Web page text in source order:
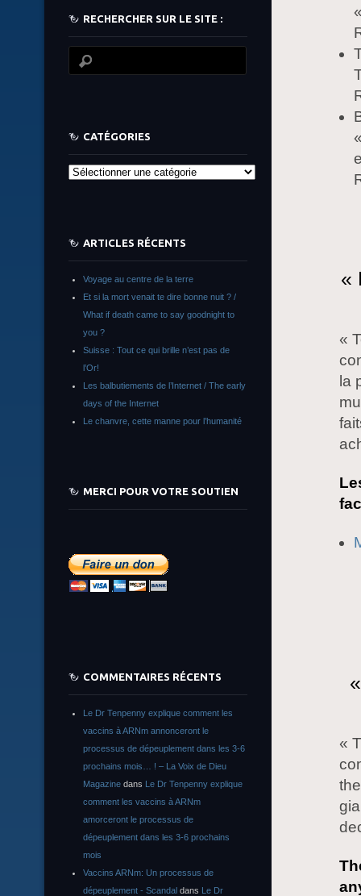
«
«
la
«
RECHERCHER SUR LE SITE :
CATÉGORIES
Catégories
ARTICLES RÉCENTS
Voyage au centre de la terre
Et si la mort venait te dire bonne nuit ? /
What if death came to say goodnight to
you ?
Suisse : Tout ce qui brille n’est pas de
l’Or!
Les balbutiements de l’Internet / The early
days of the Internet
Le chanvre, cette manne pour l’humanité
MERCI POUR VOTRE SOUTIEN
COMMENTAIRES RÉCENTS
Le Dr Tenpenny explique comment les
vaccins à ARNm annonceront le
processus de dépeuplement dans les 3-6
prochains mois… ! – La Voix de Dieu
Magazine dans Le Dr Tenpenny explique
comment les vaccins à ARNm
amorceront le processus de
dépeuplement dans les 3-6 prochains
mois
Vaccins ARNm: Un processus de
dépeuplement - Scandal dans Le Dr